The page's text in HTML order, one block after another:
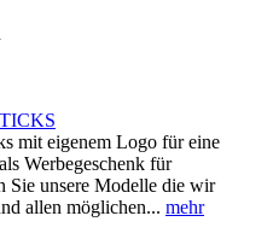
mit eigenem Logo für eine
Werbegeschenk für
Sie unsere Modelle die wir
allen möglichen... mehr